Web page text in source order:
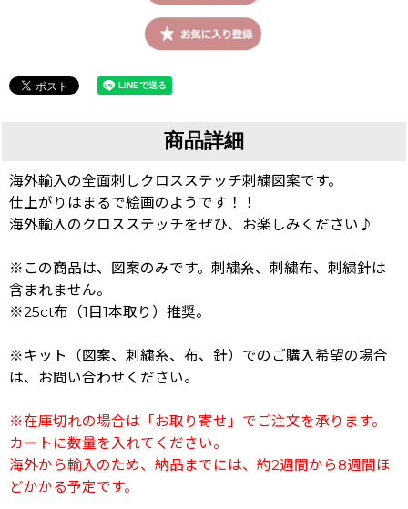
商品詳細
海外輸入の全面刺しクロスステッチ刺繍図案です。
仕上がりはまるで絵画のようです！！
海外輸入のクロスステッチをぜひ、お楽しみください♪
※この商品は、図案のみです。刺繍糸、刺繍布、刺繍針は
含まれません。
※25ct布（1目1本取り）推奨。
※キット（図案、刺繍糸、布、針）でのご購入希望の場合
は、お問い合わせください。
※在庫切れの場合は「お取り寄せ」でご注文を承ります。
カートに数量を入れてください。
海外から輸入のため、納品までには、約2週間から8週間ほ
どかかる予定です。